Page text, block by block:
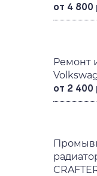
от 4 800
Ремонт
от 2 400